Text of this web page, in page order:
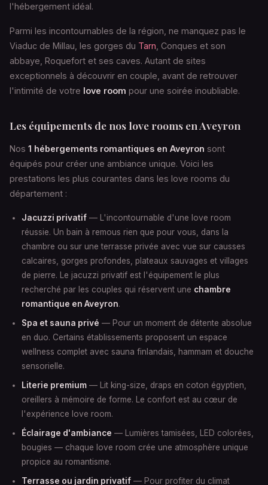
l'hébergement idéal.
Parmi les incontournables de la région, ne manquez pas le
Viaduc de Millau, les gorges du Tarn , Conques et son
abbaye, Roquefort et ses caves. Autant de sites
exceptionnels à découvrir en couple, avant de retrouver
l'intimité de votre love room pour une soirée inoubliable.
Les équipements de nos love rooms en Aveyron
Nos 1 hébergements romantiques en Aveyron sont
équipés pour créer une ambiance unique. Voici les
prestations les plus courantes dans les love rooms du
département :
Jacuzzi privatif — L'incontournable d'une love room
réussie. Un bain à remous rien que pour vous, dans la
chambre ou sur une terrasse privée avec vue sur causses
calcaires, gorges profondes, plateaux sauvages et villages
de pierre. Le jacuzzi privatif est l'équipement le plus
recherché par les couples qui réservent une chambre
romantique en Aveyron.
Spa et sauna privé — Pour un moment de détente absolue
en duo. Certains établissements proposent un espace
wellness complet avec sauna finlandais, hammam et douche
sensorielle.
Literie premium — Lit king-size, draps en coton égyptien,
oreillers à mémoire de forme. Le confort est au cœur de
l'expérience love room.
Éclairage d'ambiance — Lumières tamisées, LED colorées,
bougies — chaque love room crée une atmosphère unique
propice au romantisme.
Terrasse ou jardin privatif — Pour profiter du climat